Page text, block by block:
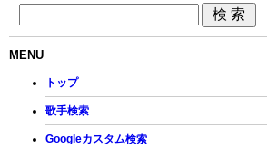
MENU
トップ
歌手検索
Googleカスタム検索